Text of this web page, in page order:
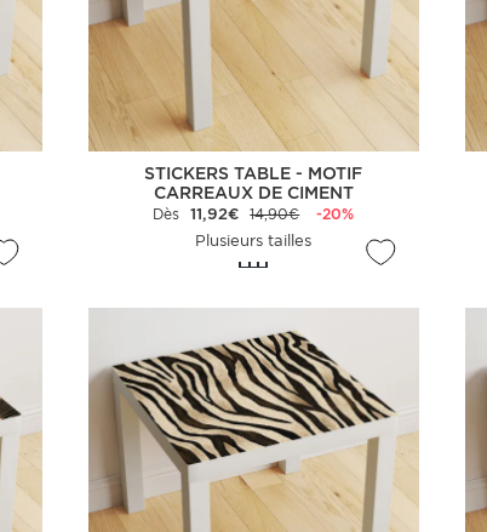
STICKERS TABLE - MOTIF
CARREAUX DE CIMENT
Dès 11,92€ 14,90€
-20%
Plusieurs tailles